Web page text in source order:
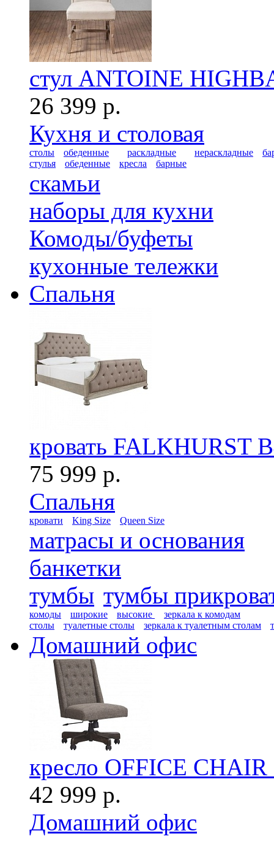
стул ANTOINE
26 399 р.
Кухня и столовая
столы обеденные раскладные нераскладные
стулья
обеденные кресла барные
скамьи
наборы для кухни
Комоды/буфеты
кухонные тележки
Спальня
кровать FALKHURST
75 999 р.
Спальня
кровати King Size Queen Size
матрасы и основания
банкетки
тумбы тумбы
комоды широкие высокие
зеркала к комодам
столы
туалетные столы зеркала к туалетным столам
Домашний офис
кресло OFFICE
42 999 р.
Домашний офис